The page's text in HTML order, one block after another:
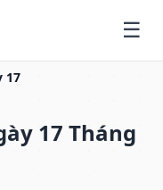
17
17 Tháng